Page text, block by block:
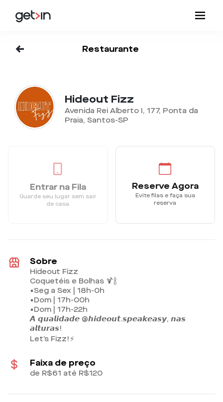
<- Restaurante
Hideout Fizz
Avenida Rei Alberto I, 177, Ponta da
Praia, Santos-SP
Entrar na Fila
Guarde seu lugar sem sair
de casa
Reserve Agora
Evite filas e faça sua
reserva
Sobre
Hideout Fizz
Coquetéis e Bolhas 🍹🍾
▪️Seg a Sex | 18h-0h
▪️Dom | 17h-00h
▪️Dom | 17h-22h
𝘼 𝙦𝙪𝙖𝙡𝙞𝙙𝙖𝙙𝙚 @𝙝𝙞𝙙𝙚𝙤𝙪𝙩.𝙨𝙥𝙚𝙖𝙠𝙚𝙖𝙨𝙮, 𝙣𝙖𝙨
𝙖𝙡𝙩𝙪𝙧𝙖𝙨!
Let’s Fizz!⚡️
Faixa de preço
de R$61 até R$120